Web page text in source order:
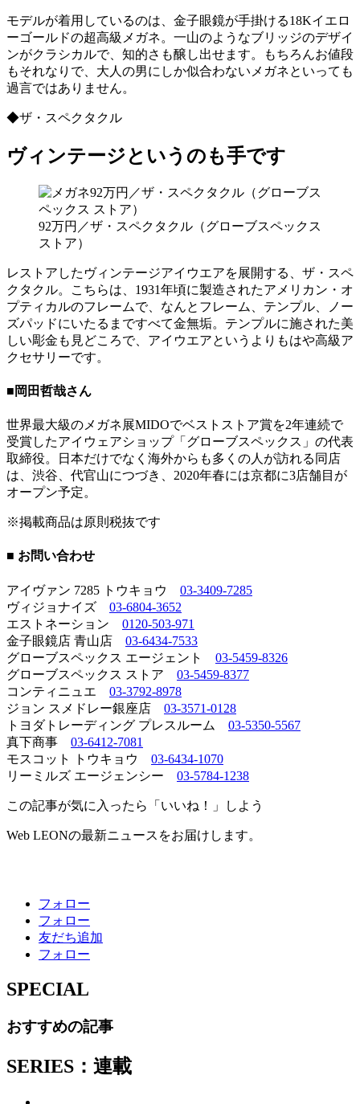
モデルが着用しているのは、金子眼鏡が手掛ける18Kイエロ
ーゴールドの超高級メガネ。一山のようなブリッジのデザイ
ンがクラシカルで、知的さも醸し出せます。もちろんお値段
もそれなりで、大人の男にしか似合わないメガネといっても
過言ではありません。
◆ザ・スペクタクル
ヴィンテージというのも手です
92万円／ザ・スペクタクル（グローブスペックス
ストア）
レストアしたヴィンテージアイウエアを展開する、ザ・スペ
クタクル。こちらは、1931年頃に製造されたアメリカン・オ
プティカルのフレームで、なんとフレーム、テンプル、ノー
ズパッドにいたるまですべて金無垢。テンプルに施された美
しい彫金も見どころで、アイウエアというよりもはや高級ア
クセサリーです。
■岡田哲哉さん
世界最大級のメガネ展MIDOでベストストア賞を2年連続で
受賞したアイウェアショップ「グローブスペックス」の代表
取締役。日本だけでなく海外からも多くの人が訪れる同店
は、渋谷、代官山につづき、2020年春には京都に3店舗目が
オープン予定。
※掲載商品は原則税抜です
■ お問い合わせ
アイヴァン 7285 トウキョウ 03-3409-7285
ヴィジョナイズ 03-6804-3652
エストネーション 0120-503-971
金子眼鏡店 青山店 03-6434-7533
グローブスペックス エージェント 03-5459-8326
グローブスペックス ストア 03-5459-8377
コンティニュエ 03-3792-8978
ジョン スメドレー銀座店 03-3571-0128
トヨダトレーディング プレスルーム 03-5350-5567
真下商事 03-6412-7081
モスコット トウキョウ 03-6434-1070
リーミルズ エージェンシー 03-5784-1238
この記事が気に入ったら「いいね！」しよう
Web LEONの最新ニュースをお届けします。
フォロー
フォロー
友だち追加
フォロー
SPECIAL
おすすめの記事
SERIES：連載